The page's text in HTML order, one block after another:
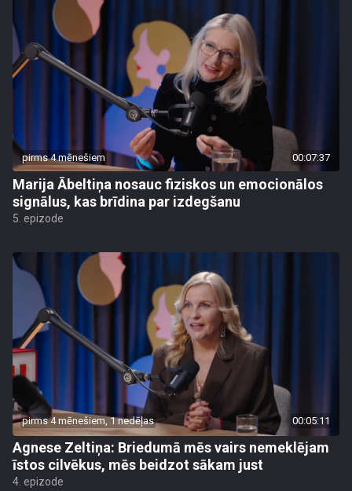
pirms 4 mēnešiem 00:07:37
Marija Ābeltiņa nosauc fiziskos un emocionālos
signālus, kas brīdina par izdegšanu
5. epizode
pirms 4 mēnešiem, 1 nedēļas 00:05:11
Agnese Zeltiņa: Briedumā mēs vairs nemeklējam
īstos cilvēkus, mēs beidzot sākam just
4. epizode